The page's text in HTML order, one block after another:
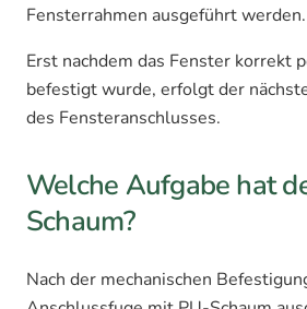
Fensterrahmen ausgeführt werden.
Erst nachdem das Fenster korrekt
befestigt wurde, erfolgt der
des Fensteranschlusses.
Welche Aufgabe hat
Schaum?
Nach der mechanischen